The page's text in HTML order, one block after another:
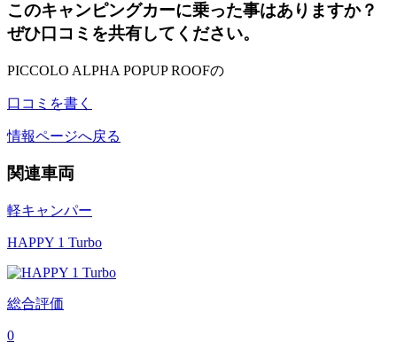
このキャンピングカーに乗った事はありますか？
ぜひ口コミを共有してください。
PICCOLO ALPHA POPUP ROOFの
口コミを書く
情報ページへ戻る
関連車両
軽キャンパー
HAPPY 1 Turbo
総合評価
0